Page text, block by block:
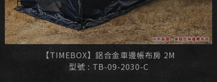
【TIMEBOX】鋁合金車邊帳布房 2M
型號 : TB-09-2030-C